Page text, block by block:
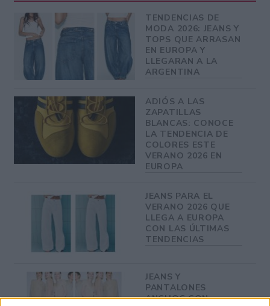
TENDENCIAS DE
MODA 2026: JEANS Y
TOPS QUE ARRASAN
EN EUROPA Y
LLEGARAN A LA
ARGENTINA
ADIÓS A LAS
ZAPATILLAS
BLANCAS: CONOCE
LA TENDENCIA DE
COLORES ESTE
VERANO 2026 EN
EUROPA
JEANS PARA EL
VERANO 2026 QUE
LLEGA A EUROPA
CON LAS ÚLTIMAS
TENDENCIAS
JEANS Y
PANTALONES
ANCHOS CON